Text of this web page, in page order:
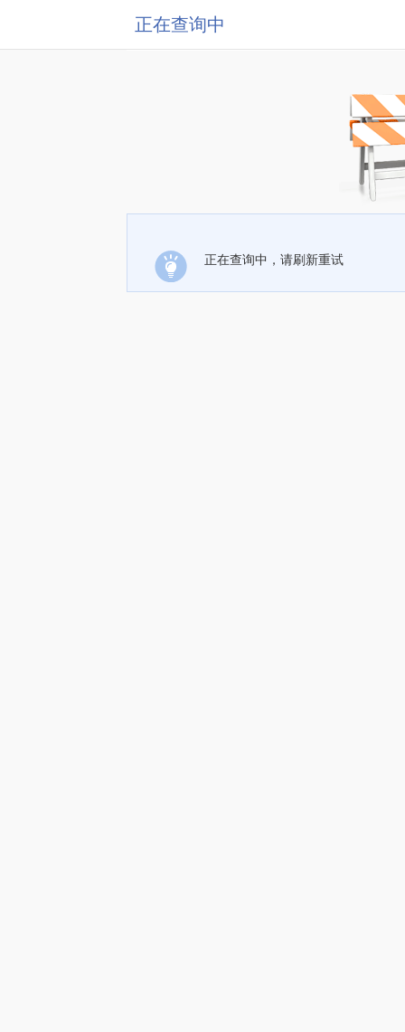
正在查询中
正在查询中，请刷新重试